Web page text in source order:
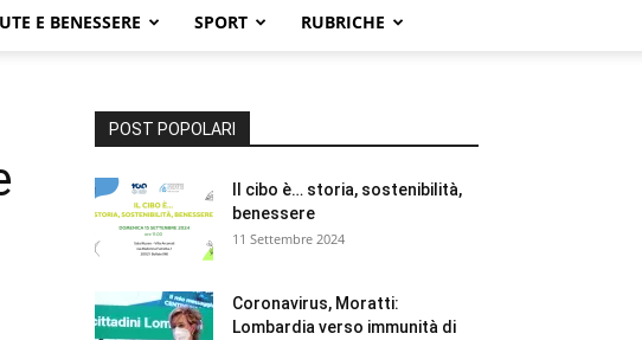
E BENESSERE SPORT RUBRICHE
POST POPOLARI
Il cibo è… storia, sostenibilità,
benessere
11 Settembre 2024
Coronavirus, Moratti:
Lombardia verso immunità di